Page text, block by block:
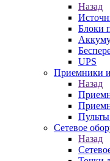
Назад
Блоки
UPS
Приемники и
Назад
Сетевое
Назад